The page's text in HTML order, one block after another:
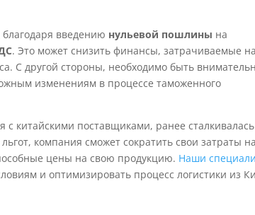
введению нульевой пошлины на
. Это может снизить финансы, затрачиваемые на
С другой стороны, необходимо быть
изменениям в процессе таможенного
китайскими поставщиками, ранее сталкивалась
компания сможет сократить свои затраты на
цены на свою продукцию. Наши
и оптимизировать процесс логистики из